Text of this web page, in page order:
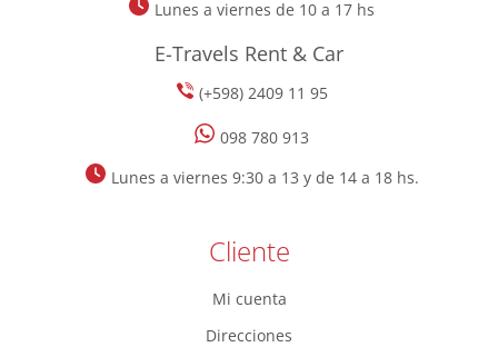
Lunes a viernes de 10 a 17 hs
E-Travels Rent & Car
(+598) 2409 11 95
098 780 913
Lunes a viernes 9:30 a 13 y de 14 a 18 hs.
Cliente
Mi cuenta
Direcciones